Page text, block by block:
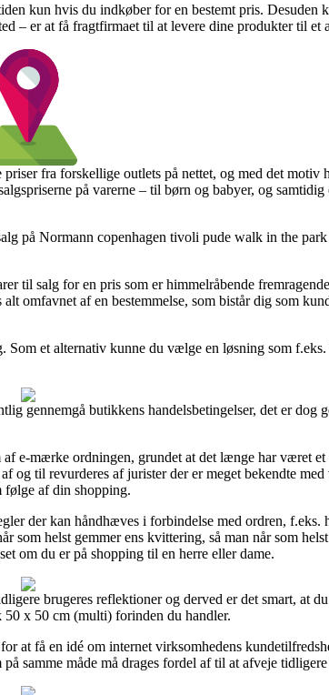
kun hvis du indkøber for en bestemt pris. Desuden
– er at få fragtfirmaet til at levere dine produkter til et
fra forskellige outlets på nettet, og med det motiv
på varerne – til børn og babyer, og
på Normann copenhagen tivoli pude walk in the
til salg for en pris som er himmelråbende
omfavnet af en bestemmelse, som bistår dig som
et alternativ kunne du vælge en løsning som
gennemgå butikkens handelsbetingelser, det er dog
e-mærke ordningen, grundet at det længe har været et
og til revurderes af jurister der er meget bekendte
følge af din shopping.
der kan håndhæves i forbindelse med ordren, f.eks.
som helst gemmer ens kvittering, så man når som
om du er på shopping til en herre eller dame.
brugeres reflektioner og derved er det smart, at
x 50 cm (multi) forinden du handler.
at få en idé om internet virksomhedens
samme måde må drages fordel af til at afveje